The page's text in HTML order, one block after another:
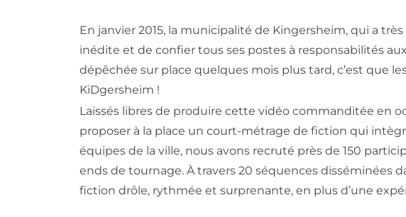
En janvier 2015, la municipalité de Kingersheim, qui a
inédite et de confier tous ses postes à responsabilités
dépêchée sur place quelques mois plus tard, c’est que
KiDgersheim !
Laissés libres de produire cette vidéo commanditée en
proposer à la place un court-métrage de fiction qui
équipes de la ville, nous avons recruté près de 150
ends de tournage. À travers 20 séquences
fiction drôle, rythmée et surprenante, en plus d’une